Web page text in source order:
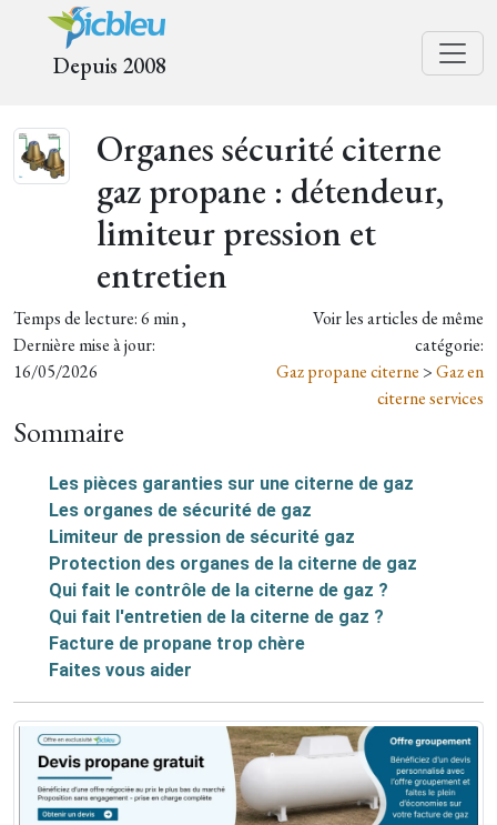
Depuis 2008
Organes sécurité citerne
gaz propane : détendeur,
limiteur pression et
entretien
Temps de lecture: 6 min ,
Dernière mise à jour:
16/05/2026
Voir les articles de même
catégorie:
Gaz propane citerne >Gaz en
citerne services
Sommaire
Les pièces garanties sur une citerne de gaz
Les organes de sécurité de gaz
Limiteur de pression de sécurité gaz
Protection des organes de la citerne de gaz
Qui fait le contrôle de la citerne de gaz ?
Qui fait l'entretien de la citerne de gaz ?
Facture de propane trop chère
Faites vous aider